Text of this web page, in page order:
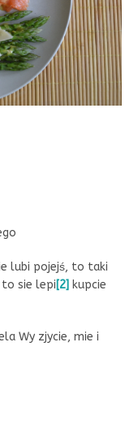
lubi pojejś, to taki
sie lepi[2] kupcie
Wy zjycie, mie i